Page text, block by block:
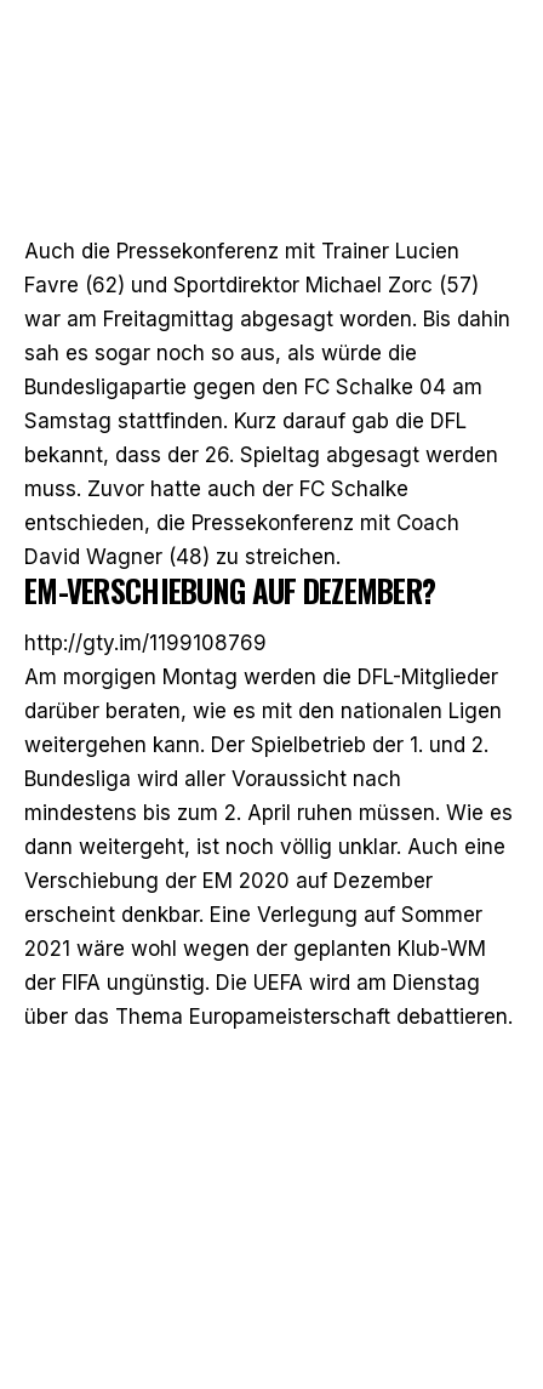
Auch die Pressekonferenz mit Trainer Lucien
Favre (62) und Sportdirektor Michael Zorc (57)
war am Freitagmittag abgesagt worden. Bis dahin
sah es sogar noch so aus, als würde die
Bundesligapartie gegen den FC Schalke 04 am
Samstag stattfinden. Kurz darauf gab die DFL
bekannt, dass der 26. Spieltag abgesagt werden
muss. Zuvor hatte auch der FC Schalke
entschieden, die Pressekonferenz mit Coach
David Wagner (48) zu streichen.
EM-VERSCHIEBUNG AUF DEZEMBER?
http://gty.im/1199108769
Am morgigen Montag werden die DFL-Mitglieder
darüber beraten, wie es mit den nationalen Ligen
weitergehen kann. Der Spielbetrieb der 1. und 2.
Bundesliga wird aller Voraussicht nach
mindestens bis zum 2. April ruhen müssen. Wie es
dann weitergeht, ist noch völlig unklar. Auch eine
Verschiebung der EM 2020 auf Dezember
erscheint denkbar. Eine Verlegung auf Sommer
2021 wäre wohl wegen der geplanten Klub-WM
der FIFA ungünstig. Die UEFA wird am Dienstag
über das Thema Europameisterschaft debattieren.